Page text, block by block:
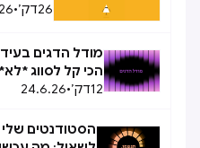
26דק׳•
מודל הדגים
הכי קל לסווג *לא*
12דק׳•
24.6.26
הסטודנטים